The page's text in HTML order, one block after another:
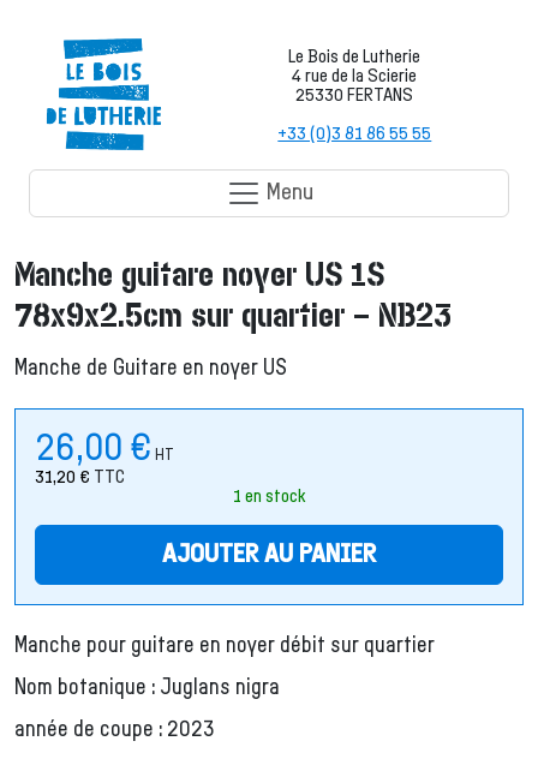
Le Bois de Lutherie
4 rue de la Scierie
25330 FERTANS
+33 (0)3 81 86 55 55
Menu
Manche guitare noyer US 1S
78x9x2.5cm sur quartier – NB23
Manche de Guitare en noyer US
26,00 € HT
31,20 € TTC
1 en stock
AJOUTER AU PANIER
Manche pour guitare en noyer débit sur quartier
Nom botanique : Juglans nigra
année de coupe : 2023